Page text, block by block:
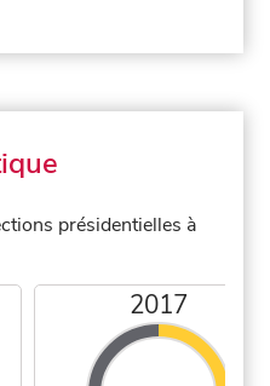
présidentielles à
2017